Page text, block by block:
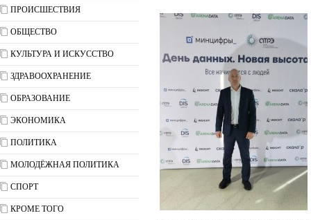
ПРОИСШЕСТВИЯ
ОБЩЕСТВО
КУЛЬТУРА И ИСКУССТВО
ЗДРАВООХРАНЕНИЕ
ОБРАЗОВАНИЕ
ЭКОНОМИКА
ПОЛИТИКА
МОЛОДЁЖНАЯ ПОЛИТИКА
СПОРТ
КРОМЕ ТОГО